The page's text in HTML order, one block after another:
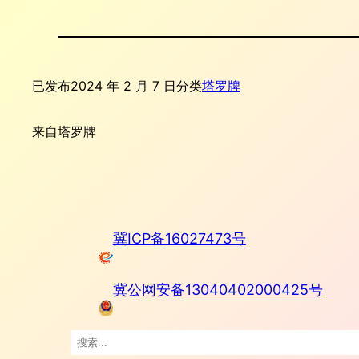
已发布2024 年 2 月 7 日分类塔罗牌
来自塔罗牌
冀ICP备16027473号
冀公网安备13040402000425号